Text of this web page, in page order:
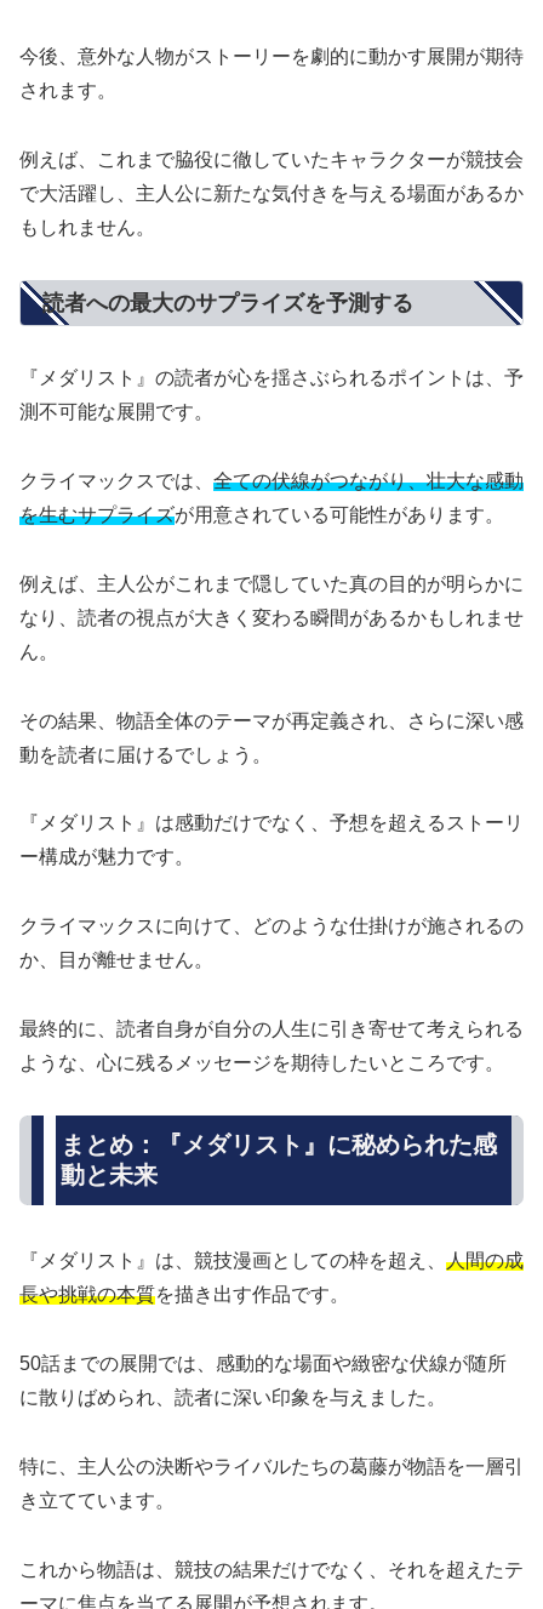
今後、意外な人物がストーリーを劇的に動かす展開が期待
されます。
例えば、これまで脇役に徹していたキャラクターが競技会
で大活躍し、主人公に新たな気付きを与える場面があるか
もしれません。
読者への最大のサプライズを予測する
『メダリスト』の読者が心を揺さぶられるポイントは、予
測不可能な展開です。
クライマックスでは、 全ての伏線がつながり、壮大な感動
を生むサプライズが用意されている可能性があります。
例えば、主人公がこれまで隠していた真の目的が明らかに
なり、読者の視点が大きく変わる瞬間があるかもしれませ
ん。
その結果、物語全体のテーマが再定義され、さらに深い感
動を読者に届けるでしょう。
『メダリスト』は感動だけでなく、予想を超えるストーリ
ー構成が魅力です。
クライマックスに向けて、どのような仕掛けが施されるの
か、目が離せません。
最終的に、読者自身が自分の人生に引き寄せて考えられる
ような、心に残るメッセージを期待したいところです。
まとめ：『メダリスト』に秘められた感
動と未来
『メダリスト』は、競技漫画としての枠を超え、 人間の成
長や挑戦の本質を描き出す作品です。
50話までの展開では、感動的な場面や緻密な伏線が随所
に散りばめられ、読者に深い印象を与えました。
特に、主人公の決断やライバルたちの葛藤が物語を一層引
き立てています。
これから物語は、競技の結果だけでなく、それを超えたテ
ーマに焦点を当てる展開が予想されます。